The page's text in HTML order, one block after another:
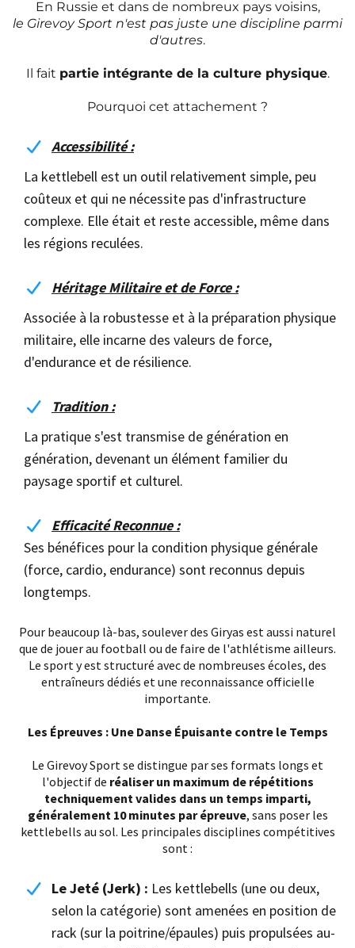
En Russie et dans de nombreux pays voisins,
le Girevoy Sport n'est pas juste une discipline parmi
d'autres.
Il fait partie intégrante de la culture physique.
Pourquoi cet attachement ?
Accessibilité :
La kettlebell est un outil relativement simple, peu
coûteux et qui ne nécessite pas d'infrastructure
complexe. Elle était et reste accessible, même dans
les régions reculées.
Héritage Militaire et de Force :
Associée à la robustesse et à la préparation physique
militaire, elle incarne des valeurs de force,
d'endurance et de résilience.
Tradition :
La pratique s'est transmise de génération en
génération, devenant un élément familier du
paysage sportif et culturel.
Efficacité Reconnue :
Ses bénéfices pour la condition physique générale
(force, cardio, endurance) sont reconnus depuis
longtemps.
Pour beaucoup là-bas, soulever des Giryas est aussi naturel
que de jouer au football ou de faire de l'athlétisme ailleurs.
Le sport y est structuré avec de nombreuses écoles, des
entraîneurs dédiés et une reconnaissance officielle
importante.
Les Épreuves : Une Danse Épuisante contre le Temps
Le Girevoy Sport se distingue par ses formats longs et
l'objectif de réaliser un maximum de répétitions
techniquement valides dans un temps imparti,
généralement 10 minutes par épreuve, sans poser les
kettlebells au sol. Les principales disciplines compétitives
sont :
Le Jeté (Jerk) : Les kettlebells (une ou deux,
selon la catégorie) sont amenées en position de
rack (sur la poitrine/épaules) puis propulsées au-